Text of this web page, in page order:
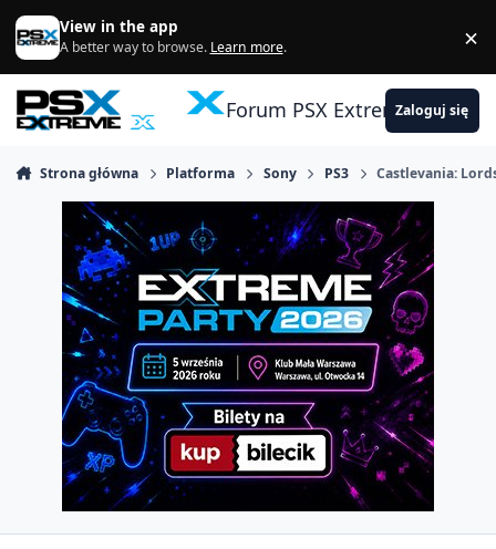
Skocz do zawartości
View in the app
A better way to browse. Learn more. ×
Forum PSX ExtremeZaloguj się
Strona główna Platforma Sony PS3 Castlevania: